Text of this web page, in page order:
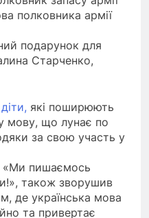
полковника армії
подарунок для
Старченко,
діти, які поширюють
мову, що лунає по
за свою участь у
«Ми пишаємось
також зворушив
де українська мова
та привертає